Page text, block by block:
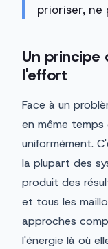
prioriser, ne
Un
l'effort
Face à un
en même
uniformément.
la plupart des
produit des
et tous les
approches
l'énergie là où